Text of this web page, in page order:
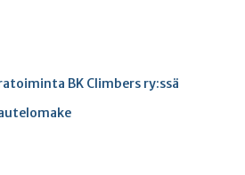
BK Climbers ry:ssä